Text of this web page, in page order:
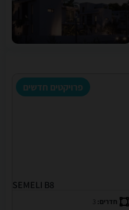
פרויקטים חדשים
SEMELI B8
חדרים: 3